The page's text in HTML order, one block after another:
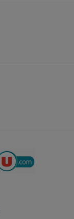
Antivirus